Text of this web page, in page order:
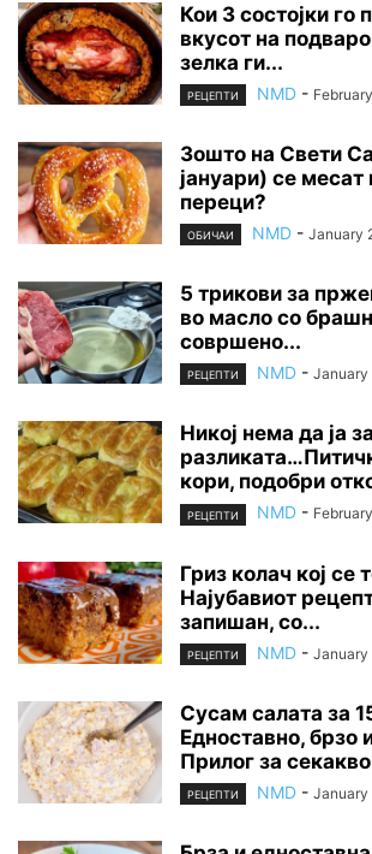
Кои 3 состојки го
вкусот на
зелка ги...
РЕЦЕПТИ NMD -
Зошто на Свети
јануари) се месат
переци?
ОБИЧАИ NMD - January
5 трикови за
во масло со
совршено...
РЕЦЕПТИ NMD - January
Никој нема да ја
кори, подобри
РЕЦЕПТИ NMD -
Гриз колач кој се
Најубавиот
запишан, со...
РЕЦЕПТИ NMD - January
Сусам салата за
Едноставно, брзо
Прилог за
РЕЦЕПТИ NMD - January